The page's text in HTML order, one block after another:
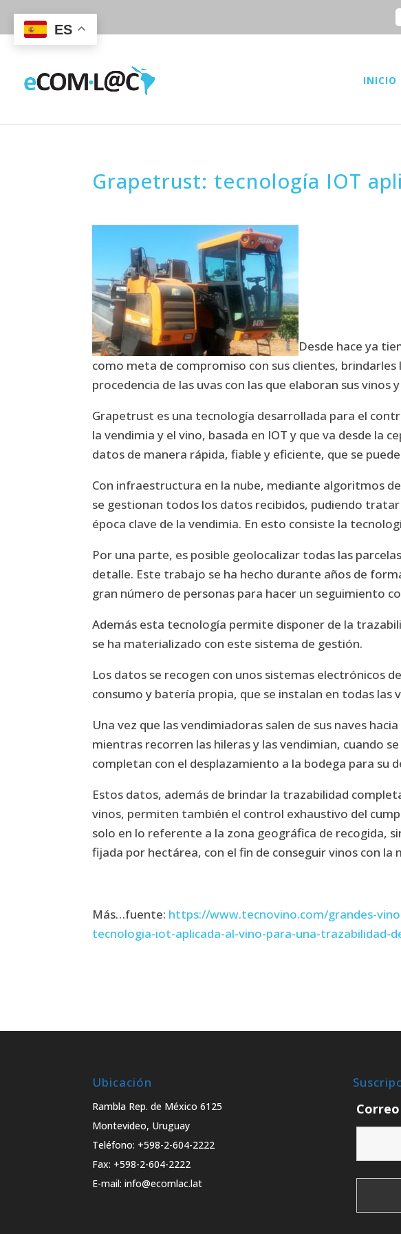
INICIO
Grapetrust: tecnología IOT
Desde hace ya
como meta de compromiso con sus clientes,
procedencia de las uvas con las que elaboran sus vinos
Grapetrust es una tecnología desarrollada para el
la vendimia y el vino, basada en IOT y que va desde la
datos de manera rápida, fiable y eficiente, que se
Con infraestructura en la nube, mediante algoritmos
se gestionan todos los datos recibidos, pudiendo
época clave de la vendimia. En esto consiste la
Por una parte, es posible geolocalizar todas las
detalle. Este trabajo se ha hecho durante años de
gran número de personas para hacer un seguimiento
Además esta tecnología permite disponer de la
se ha materializado con este sistema de gestión.
Los datos se recogen con unos sistemas electrónicos
consumo y batería propia, que se instalan en todas las
Una vez que las vendimiadoras salen de sus naves
mientras recorren las hileras y las vendimian, cuando
completan con el desplazamiento a la bodega para su
Estos datos, además de brindar la trazabilidad
vinos, permiten también el control exhaustivo del
solo en lo referente a la zona geográfica de recogida,
fijada por hectárea, con el fin de conseguir vinos con la
Más…fuente: https://www.tecnovino.com/grandes-
tecnologia-iot-aplicada-al-vino-para-una-trazabilidad-
Ubicación
Rambla Rep. de México 6125
Montevideo, Uruguay
Teléfono: +598-2-604-2222
Fax: +598-2-604-2222
E-mail: info@ecomlac.lat
ES